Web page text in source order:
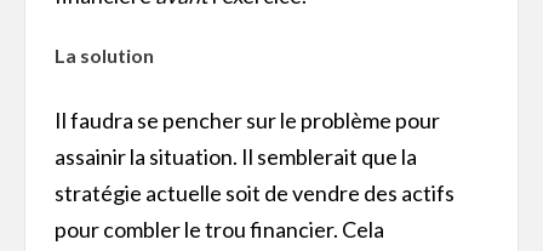
La solution
Il faudra se pencher sur le problème pour
assainir la situation. Il semblerait que la
stratégie actuelle soit de vendre des actifs
pour combler le trou financier. Cela